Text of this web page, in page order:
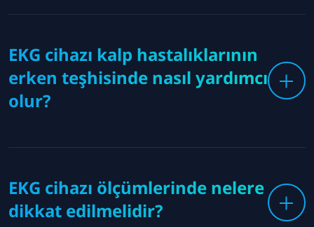
EKG cihazı kalp hastalıklarının
erken teşhisinde nasıl yardımcı
olur?
EKG cihazı ölçümlerinde nelere
dikkat edilmelidir?